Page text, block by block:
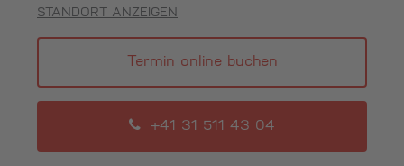
STANDORT ANZEIGEN
Termin online buchen
+41 31 511 43 04